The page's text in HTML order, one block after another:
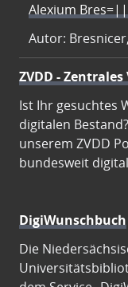
Alexium
Autor:
ZVDD -
Ist Ihr gesuchtes
digitalen
unserem ZVDD
bundesweit
DigiWunschbuch
Die